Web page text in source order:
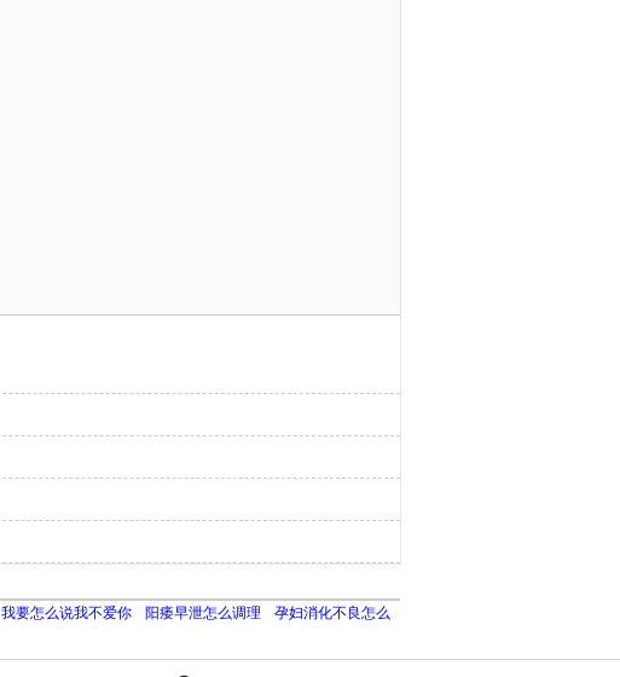
我要怎么说我不爱你 阳痿早泄怎么调理
孕妇消化不良怎么